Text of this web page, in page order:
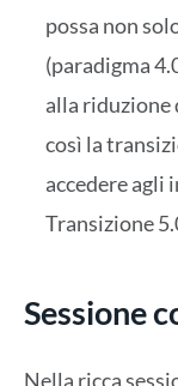
possa non
(paradigma
alla riduzione
così la
accedere agli
Transizione
Sessione
Nella ricca